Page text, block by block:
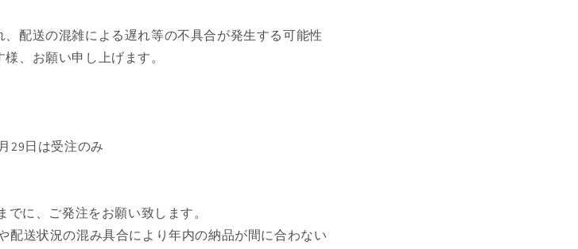
配送の混雑による遅れ等の不具合が発生する可能性
、お願い申し上げます。
29日は受注のみ
でに、ご発注をお願い致します。
配送状況の混み具合により年内の納品が間に合わない